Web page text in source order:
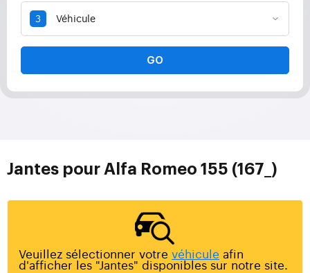
GO
Jantes pour Alfa Romeo 155 (167_)
Veuillez sélectionner votre véhicule afin
d'afficher les "Jantes" disponibles sur notre site.